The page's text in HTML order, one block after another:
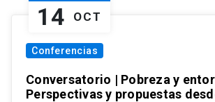
14 OCT
Conferencias
Conversatorio | Pobreza y
Perspectivas y propuestas